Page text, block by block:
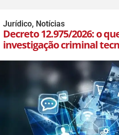
Jurídico, Notícias
Decreto 12.975/2026: o
investigação criminal